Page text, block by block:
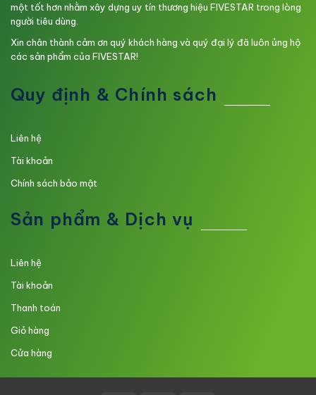
một tốt hơn nhằm xây dựng uy tín thương hiệu FIVESTAR trong lòng
người tiêu dùng.
Xin chân thành cảm ơn quý khách hàng và quý đại lý đã luôn ủng hộ
các sản phẩm của FIVESTAR!
Quy định & Chính sách
Liên hệ
Tài khoản
Chính sách bảo mật
Sản phẩm & Dịch vụ
Liên hệ
Tài khoản
Thanh toán
Giỏ hàng
Cửa hàng